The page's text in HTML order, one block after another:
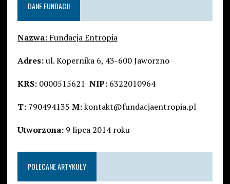
DANE FUNDACJI
Nazwa:Fundacja Entropia
Adres:ul. Kopernika 6, 43-600 Jaworzno
KRS: 0000515621 NIP: 6322010964
T:790494135 M:kontakt@fundacjaentropia.pl
Utworzona:9 lipca 2014 roku
POLECANE ARTYKUŁY